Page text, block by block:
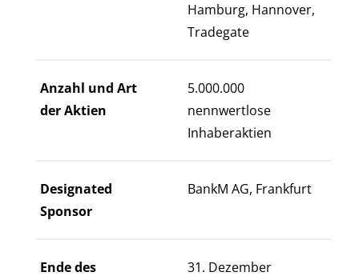
Hamburg, Hannover,
Tradegate
Anzahl und Art
der Aktien
5.000.000
nennwertlose
Inhaberaktien
Designated
Sponsor
BankM AG, Frankfurt
Ende des
31. Dezember